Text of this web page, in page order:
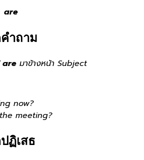
are
ำถาม
are มาข้างหน้า Subject
now?
meeting?
ฏิเสธ